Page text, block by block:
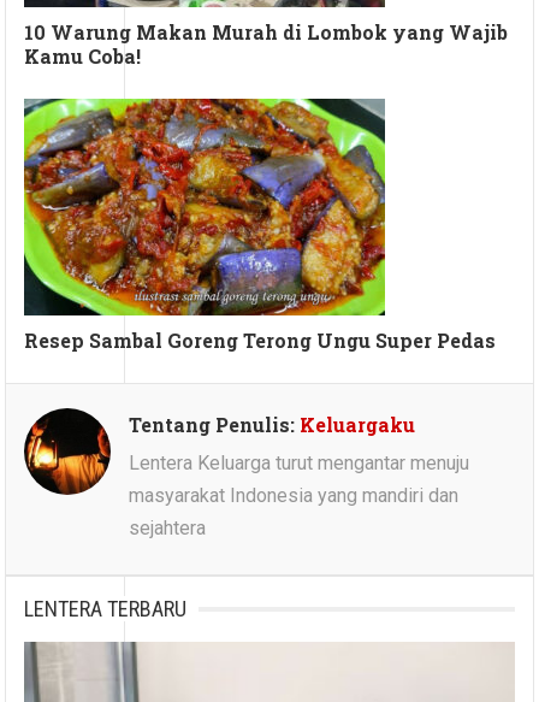
10 Warung Makan Murah di Lombok yang Wajib
Kamu Coba!
Resep Sambal Goreng Terong Ungu Super Pedas
Tentang Penulis: Keluargaku
Lentera Keluarga turut mengantar menuju
masyarakat Indonesia yang mandiri dan
sejahtera
LENTERA TERBARU